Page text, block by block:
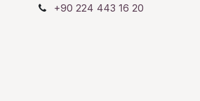
+90 224 443 16 20